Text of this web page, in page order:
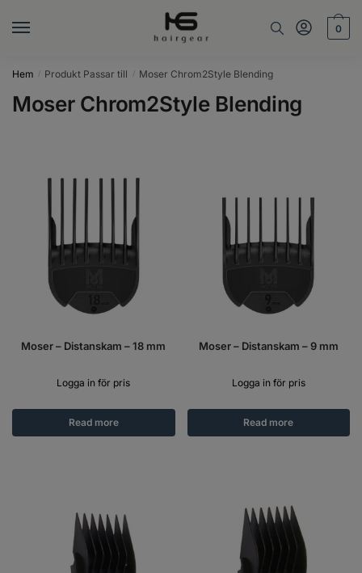
0
Hem / Produkt Passar till / Moser Chrom2Style Blending
Moser Chrom2Style Blending
Moser – Distanskam – 18 mm
Logga in för pris
Read more
Moser – Distanskam – 9 mm
Logga in för pris
Read more